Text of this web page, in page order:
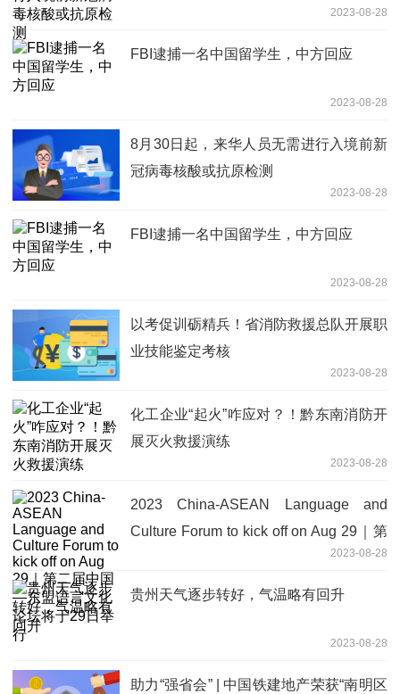
2023-08-28
FBI逮捕一名中国留学生，中方回应
2023-08-28
8月30日起，来华人员无需进行入境前新
冠病毒核酸或抗原检测
2023-08-28
FBI逮捕一名中国留学生，中方回应
2023-08-28
以考促训砺精兵！省消防救援总队开展职
业技能鉴定考核
2023-08-28
化工企业“起火”咋应对？！黔东南消防开
展灭火救援演练
2023-08-28
2023 China-ASEAN Language and
Culture Forum to kick off on Aug 29｜第
二届中国—东盟语言文化论坛将于29日
举行
2023-08-28
贵州天气逐步转好，气温略有回升
2023-08-28
助力“强省会” | 中国铁建地产荣获“南明区